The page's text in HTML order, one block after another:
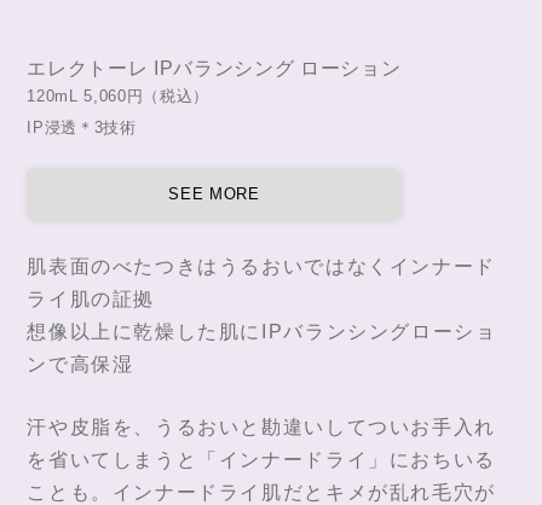
エレクトーレ IPバランシング ローション
120mL 5,060円（税込）
IP浸透＊3技術
SEE MORE
肌表面のべたつきはうるおいではなくインナード
ライ肌の証拠
想像以上に乾燥した肌にIPバランシングローショ
ンで高保湿
汗や皮脂を、うるおいと勘違いしてついお手入れ
を省いてしまうと「インナードライ」におちいる
ことも。インナードライ肌だとキメが乱れ毛穴が